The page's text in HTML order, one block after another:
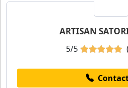
ARTISAN
5/5